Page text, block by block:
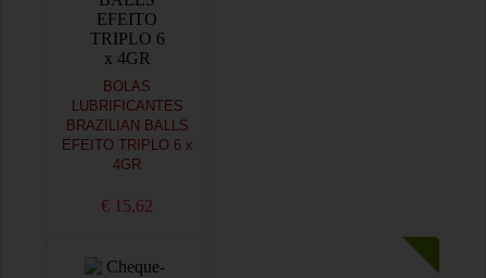
BOLAS
LUBRIFICANTES
BRAZILIAN BALLS
EFEITO TRIPLO 6 x
4GR
€ 15,62